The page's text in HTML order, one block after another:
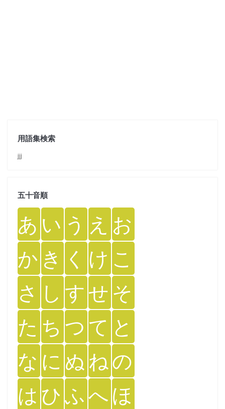
用語集検索
jjj
五十音順
あ い う え お
か き く け こ
さ し すせ そ
た ち つ て と
な に ぬ ねの
は ひふへほ